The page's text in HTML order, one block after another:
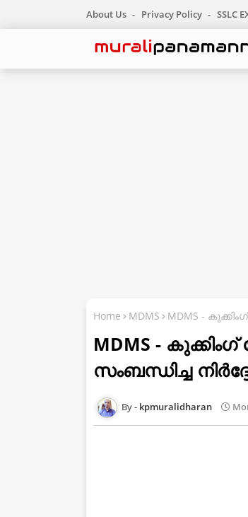
About Us Privacy Policy SSLC
Home MDMS MDMS -
MDMS -
സംബന്ധിച്ച
kpmuralidharan